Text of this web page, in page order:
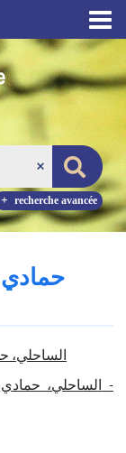
recherche avancée
الساحلي، حمادي
الساحلي، حمادي 1928-